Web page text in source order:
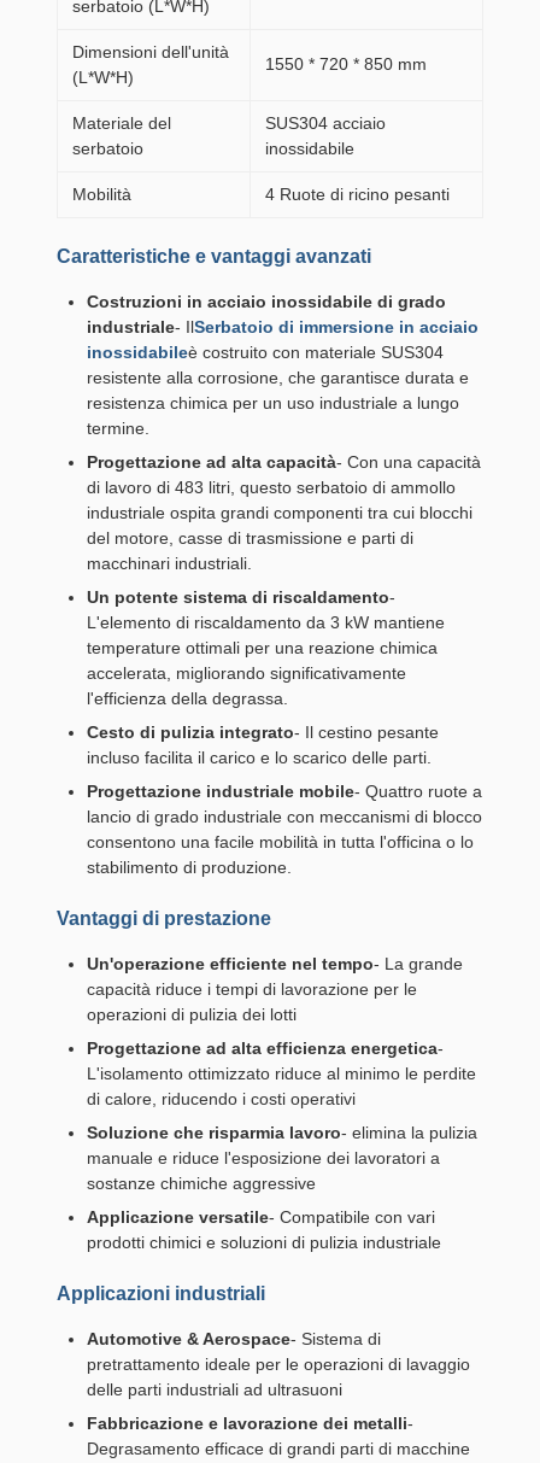
serbatoio (L*W*H)
Dimensioni dell'unità
(L*W*H)
1550 * 720 * 850 mm
Materiale del
serbatoio
SUS304 acciaio
inossidabile
Mobilità 4 Ruote di ricino pesanti
Caratteristiche e vantaggi avanzati
Costruzioni in acciaio inossidabile di grado
industriale- IlSerbatoio di immersione in acciaio
inossidabileè costruito con materiale SUS304
resistente alla corrosione, che garantisce durata e
resistenza chimica per un uso industriale a lungo
termine.
Progettazione ad alta capacità- Con una capacità
di lavoro di 483 litri, questo serbatoio di ammollo
industriale ospita grandi componenti tra cui blocchi
del motore, casse di trasmissione e parti di
macchinari industriali.
Un potente sistema di riscaldamento-
L'elemento di riscaldamento da 3 kW mantiene
temperature ottimali per una reazione chimica
accelerata, migliorando significativamente
l'efficienza della degrassa.
Cesto di pulizia integrato- Il cestino pesante
incluso facilita il carico e lo scarico delle parti.
Progettazione industriale mobile- Quattro ruote a
lancio di grado industriale con meccanismi di blocco
consentono una facile mobilità in tutta l'officina o lo
stabilimento di produzione.
Vantaggi di prestazione
Un'operazione efficiente nel tempo- La grande
capacità riduce i tempi di lavorazione per le
operazioni di pulizia dei lotti
Progettazione ad alta efficienza energetica-
L'isolamento ottimizzato riduce al minimo le perdite
di calore, riducendo i costi operativi
Soluzione che risparmia lavoro- elimina la pulizia
manuale e riduce l'esposizione dei lavoratori a
sostanze chimiche aggressive
Applicazione versatile- Compatibile con vari
prodotti chimici e soluzioni di pulizia industriale
Applicazioni industriali
Automotive & Aerospace- Sistema di
pretrattamento ideale per le operazioni di lavaggio
delle parti industriali ad ultrasuoni
Fabbricazione e lavorazione dei metalli-
Degrasamento efficace di grandi parti di macchine